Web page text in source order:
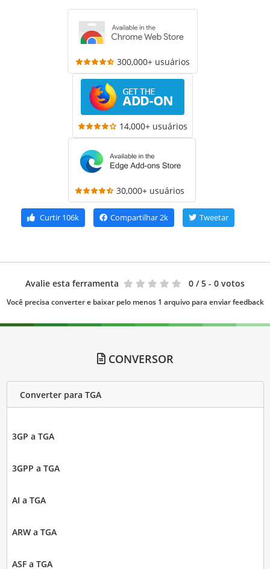
300,000+ usuários
14,000+ usuários
30,000+ usuários
Curtir 106k Compartilhar2k Tweetar
Avalie esta ferramenta 0 / 5 - 0 votos
Você precisa converter e baixar pelo menos 1 arquivo para enviar feedback
CONVERSOR
Converter para TGA
3GP a TGA
3GPP a TGA
AI a TGA
ARW a TGA
ASF a TGA